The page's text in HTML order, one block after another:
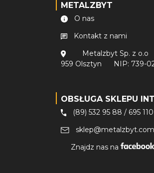
METALZBYT
O nas
Kontakt z nami
Metalzbyt Sp. z o.o
959 Olsztyn
NIP: 739-
OBSŁUGA SKLEPU
(89) 532 95 88 / 695
Znajdz nas na